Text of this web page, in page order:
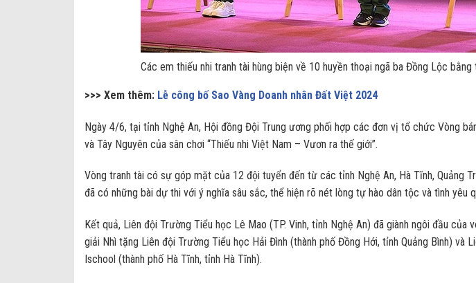
Các em thiếu nhi tranh tài hùng biện về 10 huyền thoại ngã ba Đồng Lộc bằng
>>> Xem thêm: Lễ công bố Sao Vàng Doanh nhân Đất Việt 2024
Ngày 4/6, tại tỉnh Nghệ An, Hội đồng Đội Trung ương phối hợp các đơn vị tổ chức Vòng
và Tây Nguyên của sân chơi “Thiếu nhi Việt Nam – Vươn ra thế giới”.
Vòng tranh tài có sự góp mặt của 12 đội tuyển đến từ các tỉnh Nghệ An, Hà Tĩnh, Quảng
đã có những bài dự thi với ý nghĩa sâu sắc, thể hiện rõ nét lòng tự hào dân tộc và tình yêu
Kết quả, Liên đội Trường Tiểu học Lê Mao (TP. Vinh, tỉnh Nghệ An) đã giành ngôi đầu của
giải Nhì tặng Liên đội Trường Tiểu học Hải Đình (thành phố Đồng Hới, tỉnh Quảng Bình) và
Ischool (thành phố Hà Tĩnh, tỉnh Hà Tĩnh).